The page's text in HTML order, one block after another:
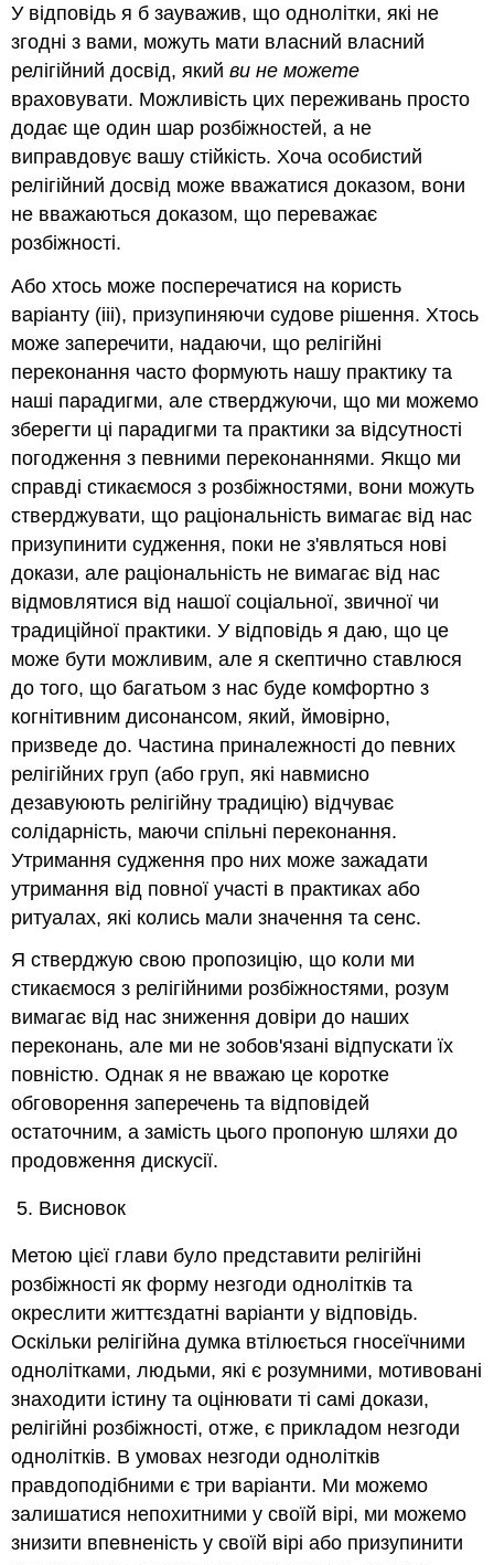
У відповідь я б зауважив, що однолітки, які не
згодні з вами, можуть мати власний власний
релігійний досвід, якийви не можете
враховувати. Можливість цих переживань просто
додає ще один шар розбіжностей, а не
виправдовує вашу стійкість. Хоча особистий
релігійний досвід може вважатися доказом, вони
не вважаються доказом, що переважає
розбіжності.
Або хтось може посперечатися на користь
варіанту (iii), призупиняючи судове рішення. Хтось
може заперечити, надаючи, що релігійні
переконання часто формують нашу практику та
наші парадигми, але стверджуючи, що ми можемо
зберегти ці парадигми та практики за відсутності
погодження з певними переконаннями. Якщо ми
справді стикаємося з розбіжностями, вони можуть
стверджувати, що раціональність вимагає від нас
призупинити судження, поки не з'являться нові
докази, але раціональність не вимагає від нас
відмовлятися від нашої соціальної, звичної чи
традиційної практики. У відповідь я даю, що це
може бути можливим, але я скептично ставлюся
до того, що багатьом з нас буде комфортно з
когнітивним дисонансом, який, ймовірно,
призведе до. Частина приналежності до певних
релігійних груп (або груп, які навмисно
дезавуюють релігійну традицію) відчуває
солідарність, маючи спільні переконання.
Утримання судження про них може зажадати
утримання від повної участі в практиках або
ритуалах, які колись мали значення та сенс.
Я стверджую свою пропозицію, що коли ми
стикаємося з релігійними розбіжностями, розум
вимагає від нас зниження довіри до наших
переконань, але ми не зобов'язані відпускати їх
повністю. Однак я не вважаю це коротке
обговорення заперечень та відповідей
остаточним, а замість цього пропоную шляхи до
продовження дискусії.
Висновок
Метою цієї глави було представити релігійні
розбіжності як форму незгоди однолітків та
окреслити життєздатні варіанти у відповідь.
Оскільки релігійна думка втілюється гносеїчними
однолітками, людьми, які є розумними, мотивовані
знаходити істину та оцінювати ті самі докази,
релігійні розбіжності, отже, є прикладом незгоди
однолітків. В умовах незгоди однолітків
правдоподібними є три варіанти. Ми можемо
залишатися непохитними у своїй вірі, ми можемо
знизити впевненість у своїй вірі або призупинити